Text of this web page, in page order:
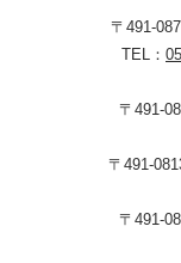
〒491-
TEL：
〒491-
〒491-
〒491-